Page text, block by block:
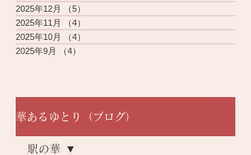
2025年12月
（5）
2025年11月
（4）
2025年10月
（4）
2025年9月
（4）
華あるゆとり（ブログ）
駅の華